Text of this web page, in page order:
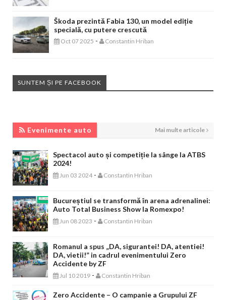
Škoda prezintă Fabia 130, un model ediție
specială, cu putere crescută
Oct 07 2025 - Constantin Hriban
SUNTEM ȘI PE FACEBOOK
Evenimente auto Mai multe articole
Spectacol auto și competiție la sânge la ATBS
2024!
Jun 03 2024 - Constantin Hriban
Bucureștiul se transformă în arena adrenalinei:
Auto Total Business Show la Romexpo!
Jun 08 2023 - Constantin Hriban
Romanul a spus „DA, sigurantei! DA, atentiei!
DA, vietii!” in cadrul evenimentului Zero
Accidente by ZF
Jul 10 2019 - Constantin Hriban
Zero Accidente – O campanie a Grupului ZF